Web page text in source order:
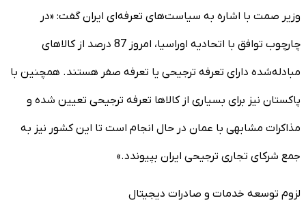
وزیر صمت با اشاره به سیاست‌های تعرفه‌ای ایران گفت: «در
چارچوب توافق با اتحادیه اوراسیا، امروز 87 درصد از کالاهای
مبادله‌شده دارای تعرفه ترجیحی یا تعرفه صفر هستند. همچنین با
پاکستان نیز برای بسیاری از کالاها تعرفه ترجیحی تعیین شده و
مذاکرات مشابهی با عمان در حال انجام است تا این کشور نیز به
جمع شرکای تجاری ترجیحی ایران بپیوندد.»
لزوم توسعه خدمات و صادرات دیجیتال